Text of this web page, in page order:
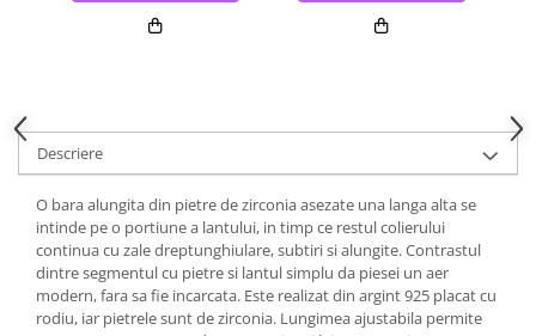
Descriere
O bara alungita din pietre de zirconia asezate una langa alta se
intinde pe o portiune a lantului, in timp ce restul colierului
continua cu zale dreptunghiulare, subtiri si alungite. Contrastul
dintre segmentul cu pietre si lantul simplu da piesei un aer
modern, fara sa fie incarcata. Este realizat din argint 925 placat cu
rodiu, iar pietrele sunt de zirconia. Lungimea ajustabila permite